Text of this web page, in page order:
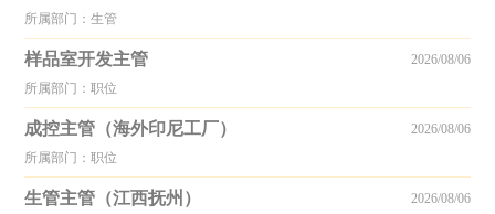
所属部门：生管
样品室开发主管
所属部门：职位
2026/08/06
成控主管（海外印尼工厂）
所属部门：职位
2026/08/06
生管主管（江西抚州） 2026/08/06